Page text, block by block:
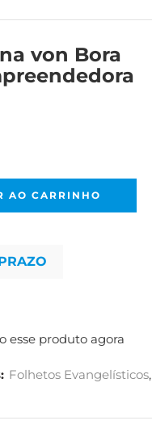
von Bora
AO CARRINHO
esse produto agora
Folhetos Evangelísticos,